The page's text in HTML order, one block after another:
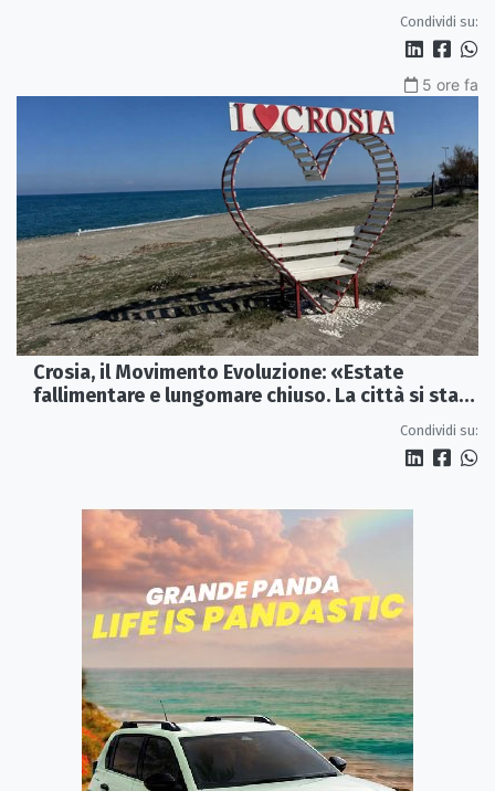
Condividi su:
5 ore fa
Crosia, il Movimento Evoluzione: «Estate
fallimentare e lungomare chiuso. La città si sta
Condividi su: